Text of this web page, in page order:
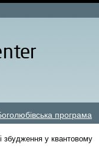
програма
збудження у квантовому